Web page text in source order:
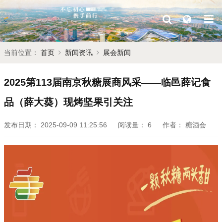
当前位置： 首页 新闻资讯 展会新闻
2025第113届南京秋糖展商风采——临邑薛记食
品（薛大葵）现烤坚果引关注
发布日期： 2025-09-09 11:25:56 阅读量： 6 作者： 糖酒会